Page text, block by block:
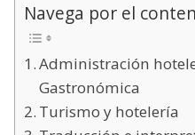
Navega por el
Administración
Gastronómica
Turismo y hotelería